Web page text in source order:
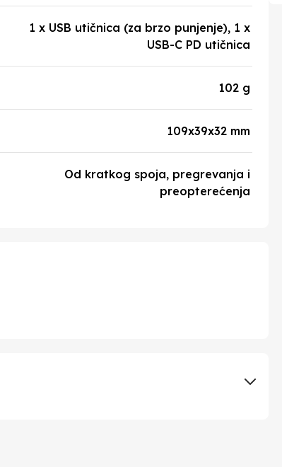
1 x USB utičnica (za brzo punjenje), 1 x
USB-C PD utičnica
102 g
109x39x32 mm
Od kratkog spoja, pregrevanja i
preopterećenja